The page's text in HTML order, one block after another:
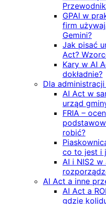
GPAI w
firm
Gemini?
Jak pisać
Act?
Kary w AI
dokładnie?
Dla
AI Act w
urząd
FRIA –
robić?
co to jest i
AI i NIS2
AI Act a inne
AI Act a
gdzie